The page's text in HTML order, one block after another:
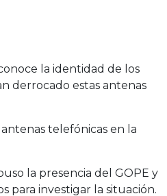
la identidad de los
derrocado estas antenas
telefónicas en la
la presencia del GOPE y
para investigar la situación.